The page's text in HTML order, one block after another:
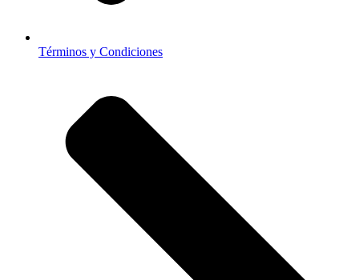
Términos y Condiciones